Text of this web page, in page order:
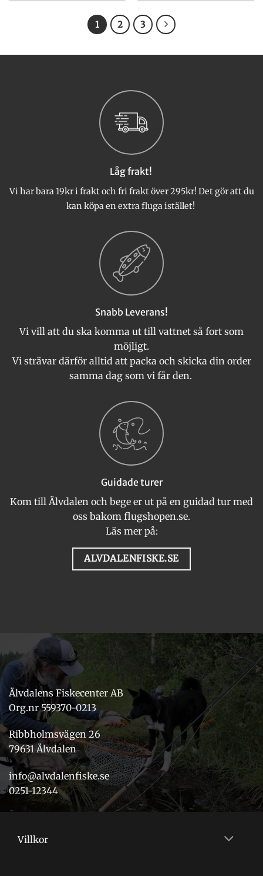
1 2 3
Låg frakt!
Vi har bara 19kr i frakt och fri frakt över 295kr! Det gör att du
kan köpa en extra fluga istället!
Snabb Leverans!
Vi vill att du ska komma ut till vattnet så fort som
möjligt.
Vi strävar därför alltid att packa och skicka din order
samma dag som vi får den.
Guidade turer
Kom till Älvdalen och bege er ut på en guidad tur med
oss bakom flugshopen.se.
Läs mer på:
ALVDALENFISKE.SE
Älvdalens Fiskecenter AB
Org.nr 559370-0213
Ribbholmsvägen 26
79631 Älvdalen
info@alvdalenfiske.se
0251-12344
Villkor